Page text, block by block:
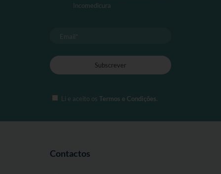
Incomedicura
Li e aceito os Termos e Condições.
Contactos